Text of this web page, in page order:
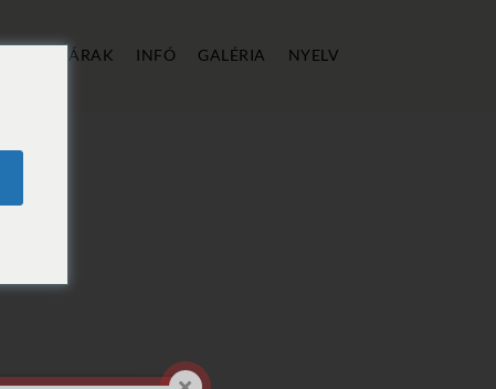
ÁRAK INFÓ GALÉRIA NYELV